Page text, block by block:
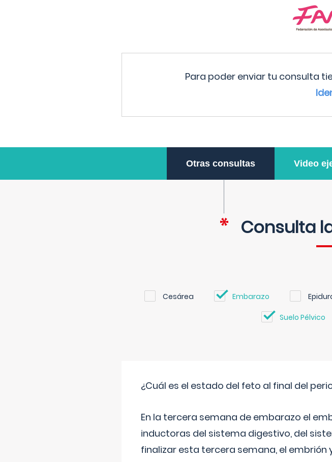
Para poder enviar tu consulta
Otras consultas Video
Consulta
Cesárea Embarazo
Suelo Pélvico
¿Cuál es el estado del feto al final del
En la tercera semana de embarazo el
inductoras del sistema digestivo, del
finalizar esta tercera semana, el